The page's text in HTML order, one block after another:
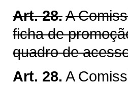
Art. 28.A
ficha de
quadro de
Art. 28. A